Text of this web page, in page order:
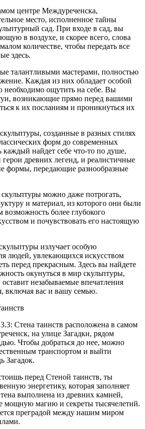
центре Междуреченска,
место, исполненное тайны
сад. При входе в сад, вы
в воздухе, и скорее всего, слова
количестве, чтобы передать все
здесь.
талантливыми мастерами, полностью
Каждая из них обладает особой
необходимо ощутить на себе. Вы
возникающие прямо перед вашими
к их посланиям и проникнуться их
созданные в разных стилях
форм до современных
каждый найдет себе что-то по душе,
герои древних легенд, и реалистичные
формы, передающие разнообразные
можно даже потрогать,
и материал, из которого они были
возможность более глубокого
и почувствовать его настоящую
излучает особую
людей, увлекающихся искусством
перед прекрасным. Здесь вы найдете
окунуться в мир скульптуры,
незабываемые впечатления
включая вас и вашу семью.
Стена таинств расположена в самом
на улице Загадки, рядом
Чтобы добраться до нее, можно
транспортом и выйти
Загадок.
перед Стеной таинств, ты
энергетику, которая заполняет
выполнена из древних камней,
мощную магию и секреты тысячелетий.
преградой между нашим миром